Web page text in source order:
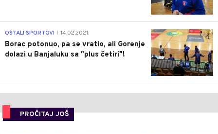
3
OSTALI SPORTOVI 14.02.2021.
Borac potonuo, pa se vratio, ali Gorenje
dolazi u Banjaluku sa "plus četiri"!
PROČITAJ JOŠ